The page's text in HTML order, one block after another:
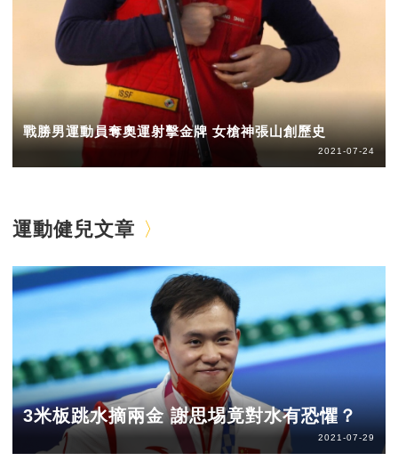
戰勝男運動員奪奧運射擊金牌 女槍神張山創歷史
2021-07-24
運動健兒文章
3米板跳水摘兩金 謝思埸竟對水有恐懼？
2021-07-29